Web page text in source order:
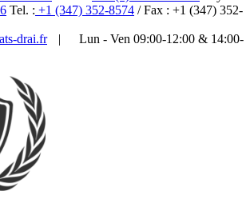
Tel. : +1 (347) 352-8574 / Fax : +1 (347) 352-
drai.fr
|
Lun - Ven 09:00-12:00 & 14:00-